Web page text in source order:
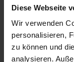
Diese Webseite
Wir verwenden
personalisieren,
zu können und
analysieren.
77740 Bad
07806-363